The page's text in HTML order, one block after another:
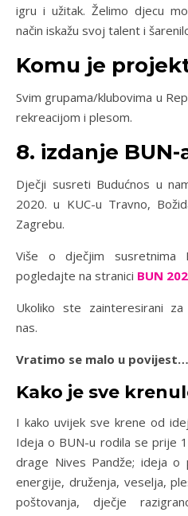
igru i užitak. Želimo djecu
način iskažu svoj talent i
Komu je
Svim grupama/klubovima u
rekreacijom i plesom.
8. izdanje BUN-
Dječji susreti Budućnos u
2020. u KUC-u Travno,
Zagrebu.
Više o dječjim susretnima
pogledajte na stranici BUN
Ukoliko ste zainteresirani
nas.
Vratimo se malo u
Kako je sve
I kako uvijek sve krene od
Ideja o BUN-u rodila se prije
drage Nives Pandže; ideja o
energije, druženja, veselja,
poštovanja, dječje